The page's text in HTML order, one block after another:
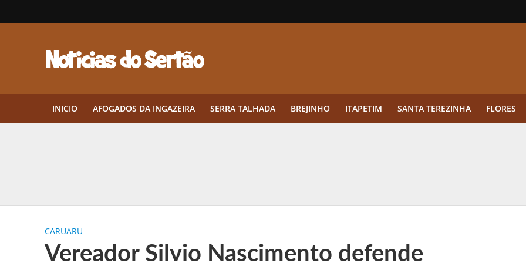
INICIO AFOGADOS DA INGAZEIRA SERRA TALHADA BREJINHO ITAPETIM SANTA TEREZINHA FLORES
Twin lança torneio semanal “Mestres das Rodadas” focado em multiplicadores
CARUARU
Vereador Silvio Nascimento defende